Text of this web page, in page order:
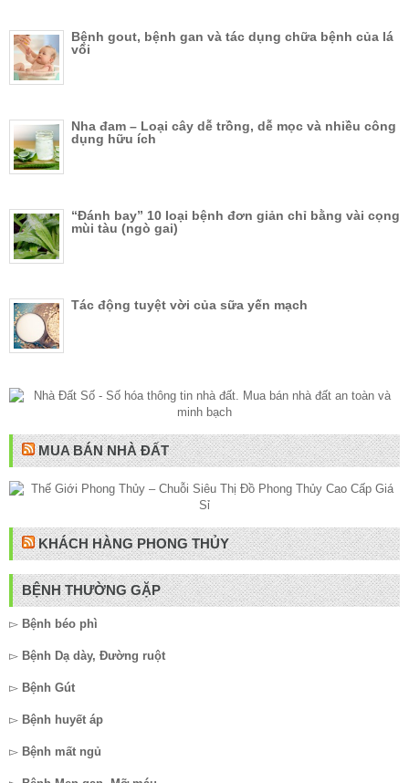
Bệnh gout, bệnh gan và tác dụng chữa bệnh của lá
vối
Nha đam – Loại cây dễ trồng, dễ mọc và nhiều công
dụng hữu ích
“Đánh bay” 10 loại bệnh đơn giản chỉ bằng vài cọng
mùi tàu (ngò gai)
Tác động tuyệt vời của sữa yến mạch
MUA BÁN NHÀ ĐẤT
KHÁCH HÀNG PHONG THỦY
BỆNH THƯỜNG GẶP
▻ Bệnh béo phì
▻ Bệnh Dạ dày, Đường ruột
▻ Bệnh Gút
▻ Bệnh huyết áp
▻ Bệnh mất ngủ